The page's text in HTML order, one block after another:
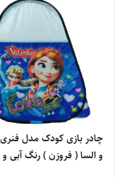
چادر بازی کودک مدل
و السا ( فروزن ) رنگ آبی و